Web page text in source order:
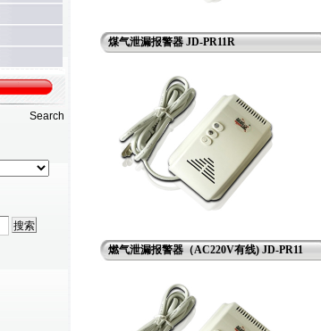
Search
煤气泄漏报警器 JD-PR11R
燃气泄漏报警器（AC220V有线) JD-PR11